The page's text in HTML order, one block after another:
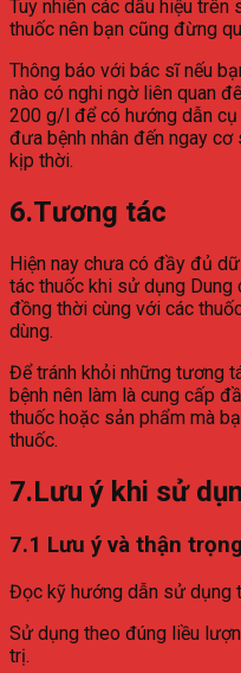
Tuy nhiên các dấu hiệu
thuốc nên bạn cũng đừng
Thông báo với bác sĩ nếu
nào có nghi ngờ liên quan
200 g/l để có hướng dẫn cụ
đưa bệnh nhân đến ngay
kịp thời.
6.Tương tác
Hiện nay chưa có đầy đủ
tác thuốc khi sử dụng
đồng thời cùng với các
dùng.
Để tránh khỏi những tương
bệnh nên làm là cung cấp
thuốc hoặc sản phẩm mà
thuốc.
7.Lưu ý khi sử
7.1 Lưu ý và thận trọng
Đọc kỹ hướng dẫn sử dụng
Sử dụng theo đúng liều
trị.